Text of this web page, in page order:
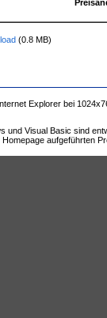
(0.8 MB)
Explorer bei
und Visual Basic sind
aufgeführten